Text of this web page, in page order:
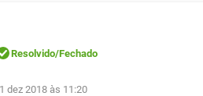
Resolvido/Fechado
dez 2018 às 11:20